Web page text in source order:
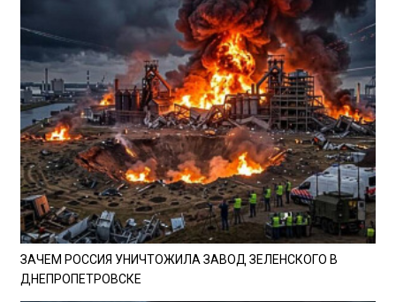
ЗАЧЕМ РОССИЯ УНИЧТОЖИЛА ЗАВОД ЗЕЛЕНСКОГО В
ДНЕПРОПЕТРОВСКЕ